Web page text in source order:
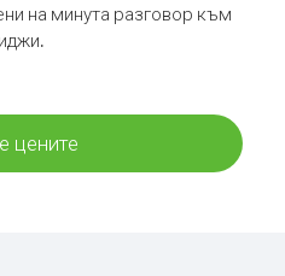
на минута разговор към
цените